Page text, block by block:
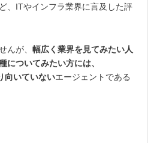
、ITやインフラ業界に言及した評
んが、 幅広く業界を見てみたい人
についてみたい方には、
向いていないエージェントである